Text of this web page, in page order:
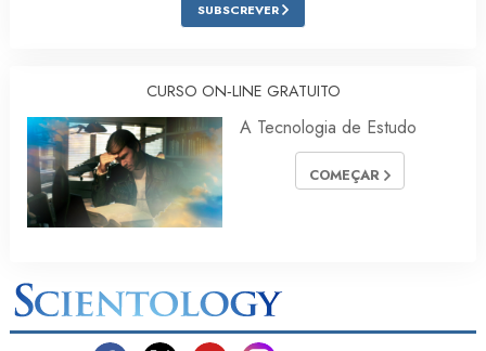
SUBSCREVER
CURSO ON‑LINE GRATUITO
A Tecnologia de Estudo
COMEÇAR